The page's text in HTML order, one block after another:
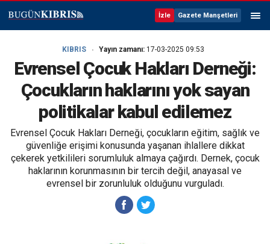
İzle Gazete Manşetleri
KIBRIS Yayın zamanı: 17-03-2025 09:53
Evrensel Çocuk Hakları Derneği:
Çocukların haklarını yok sayan
politikalar kabul edilemez
Evrensel Çocuk Hakları Derneği, çocukların eğitim, sağlık ve
güvenliğe erişimi konusunda yaşanan ihlallere dikkat
çekerek yetkilileri sorumluluk almaya çağırdı. Dernek, çocuk
haklarının korunmasının bir tercih değil, anayasal ve
evrensel bir zorunluluk olduğunu vurguladı.